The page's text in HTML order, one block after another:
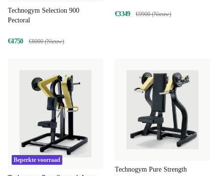
Technogym Selection 900
Pectoral
€4750 €8000 (Nieuw)
€3349 €9900 (Nieuw)
Beperkte voorraad
Technogym Pure Strength